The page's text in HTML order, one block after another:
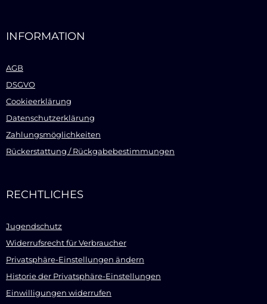
INFORMATION
AGB
DSGVO
Cookieerklärung
Datenschutzerklärung
Zahlungsmöglichkeiten
Rückerstattung / Rückgabebestimmungen
RECHTLICHES
Jugendschutz
Widerrufsrecht für Verbraucher
Privatsphäre-Einstellungen ändern
Historie der Privatsphäre-Einstellungen
Einwilligungen widerrufen